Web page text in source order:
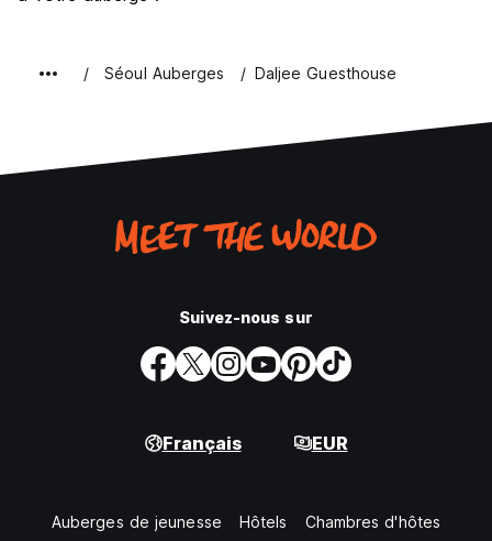
Séoul Auberges Daljee Guesthouse
Suivez-nous sur
Français EUR
Auberges de jeunesse Hôtels Chambres d'hôtes